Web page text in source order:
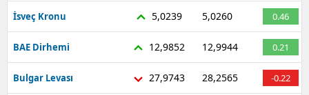
Konya
Kütahya
Malatya
İsveç Kronu 5,0239 5,0260 0.46
BAE Dirhemi 12,9852 12,9944 0.21
Bulgar Levası 27,9743 28,2565 -0.22